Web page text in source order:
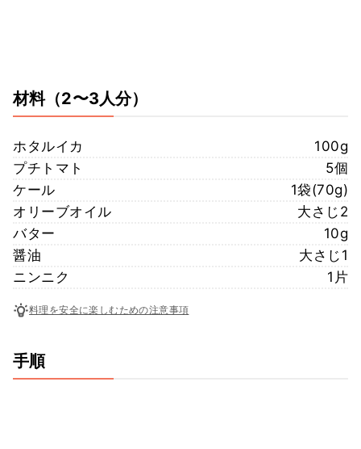
材料（2〜3人分）
ホタルイカ
100g
プチトマト
5個
ケール
1袋(70g)
オリーブオイル
大さじ2
バター
10g
醤油
大さじ1
ニンニク
1片
料理を安全に楽しむための注意事項
手順